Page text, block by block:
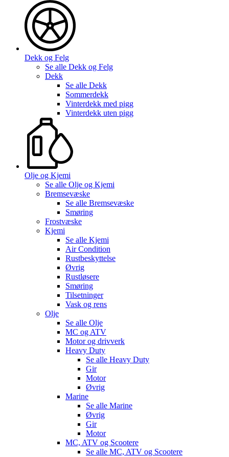
Dekk og Felg
Se alle Dekk og Felg
Dekk
Se alle Dekk
Sommerdekk
Vinterdekk med pigg
Vinterdekk uten pigg
Olje og Kjemi
Se alle Olje og Kjemi
Bremsevæske
Se alle Bremsevæske
Smøring
Frostvæske
Kjemi
Se alle Kjemi
Air Condition
Rustbeskyttelse
Øvrig
Rustløsere
Smøring
Tilsetninger
Vask og rens
Olje
Se alle Olje
MC og ATV
Motor og drivverk
Heavy Duty
Se alle Heavy Duty
Gir
Motor
Øvrig
Marine
Se alle Marine
Øvrig
Gir
Motor
MC, ATV og Scootere
Se alle MC, ATV og Scootere